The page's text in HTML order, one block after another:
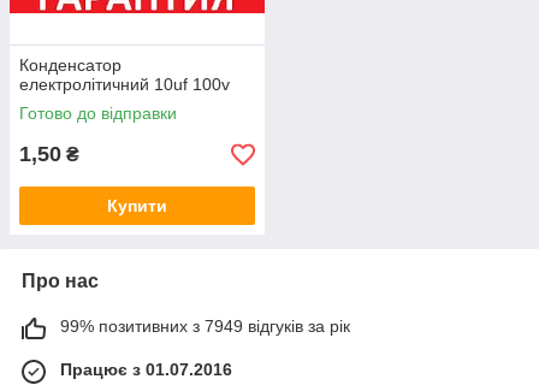
Конденсатор
електролітичний 10uf 100v
Готово до відправки
1,50 ₴
Купити
Про нас
99% позитивних з 7949 відгуків за рік
Працює з 01.07.2016